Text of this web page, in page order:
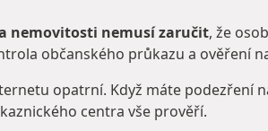
nemovitosti nemusí zaručit, že
občanského průkazu a ověření
opatrní. Když máte podezření
centra vše prověří.